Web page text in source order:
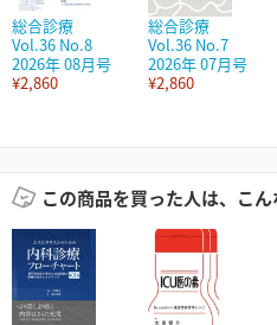
総合診療
Vol.36 No.8
2026年 08月号
¥2,860
総合診療
Vol.36 No.7
2026年 07月号
¥2,860
この商品を買った人は、こん